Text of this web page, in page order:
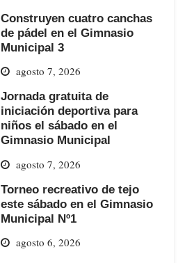
Construyen cuatro canchas
de pádel en el Gimnasio
Municipal 3
agosto 7, 2026
Jornada gratuita de
iniciación deportiva para
niños el sábado en el
Gimnasio Municipal
agosto 7, 2026
Torneo recreativo de tejo
este sábado en el Gimnasio
Municipal Nº1
agosto 6, 2026